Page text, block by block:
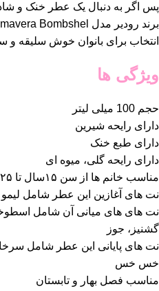
پس اگر به دنبال یک عطر خنک و
انتخاب برای بانوان خوش سلیقه
ویژگی ها
حجم 100 میلی لیتر
دارای رایحه شیرین
دارای طبع خنک
دارای رایحه گلی، میوه ای
مناسب خانم ها از سن ۱۵سال تا ۲۵سال
نت های آغازین این عطر شامل
نت های های میانی آن شامل
گشنيز، جوز
نت های پایانی این عطر شامل
خس خس
مناسب فصل بهار و تابستان